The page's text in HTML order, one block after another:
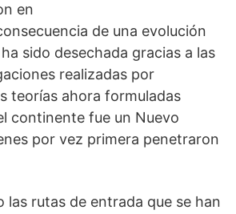
en
de una evolución
sido desechada gracias a las
realizadas por
teorías ahora formuladas
continente fue un Nuevo
por vez primera penetraron
las rutas de entrada que se han